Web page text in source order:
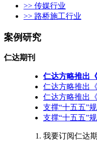
>> 传媒行业
>> 路桥施工行业
案例研究
仁达期刊
仁达方略推出
仁达方略推出
仁达方略推出
支撑“十五五”
支撑“十五五”
我要订阅仁达